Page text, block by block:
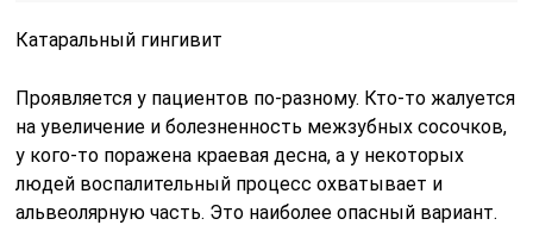
Катаральный гингивит
Проявляется у пациентов по-разному. Кто-то жалуется
на увеличение и болезненность межзубных сосочков,
у кого-то поражена краевая десна, а у некоторых
людей воспалительный процесс охватывает и
альвеолярную часть. Это наиболее опасный вариант.